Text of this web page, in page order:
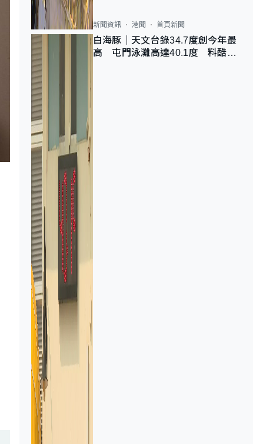
新聞資訊 港聞 首頁新聞
白海豚｜天文台錄34.7度創今年最
高 屯門泳灘高達40.1度 料酷熱